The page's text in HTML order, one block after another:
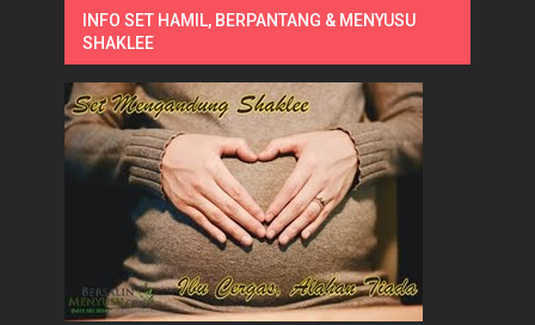
INFO SET HAMIL, BERPANTANG & MENYUSU
SHAKLEE